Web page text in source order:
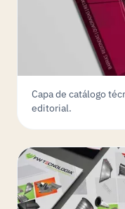
Capa de catálogo
editorial.